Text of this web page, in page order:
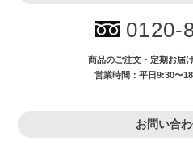
0120-
商品のご注文・ 定期お届
営業時間：平日9:30〜
お問い合